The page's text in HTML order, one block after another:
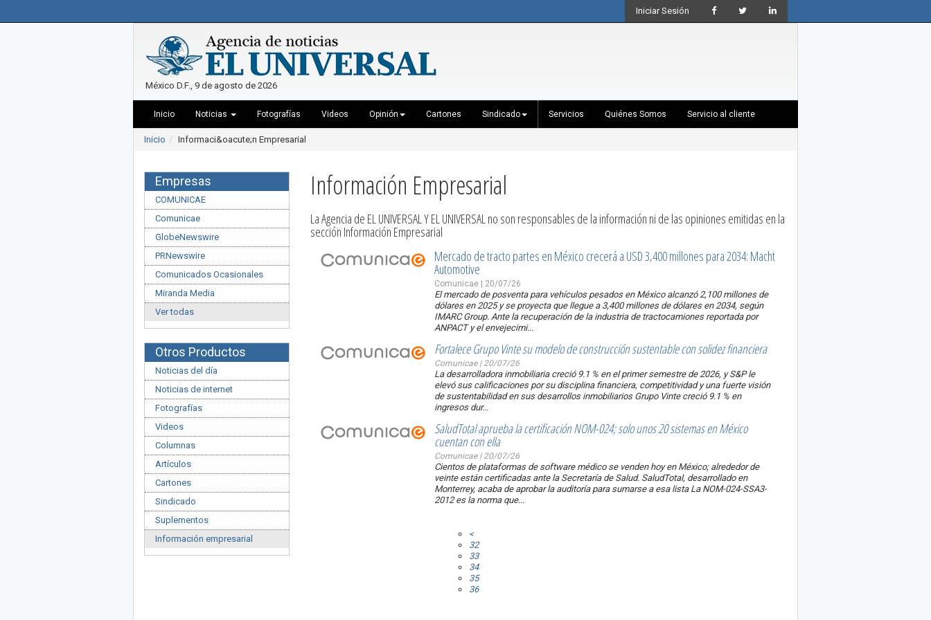
Iniciar Sesión
México D.F., 9 de agosto de 2026
Inicio Noticias Fotografías Videos Opinión Cartones Sindicado Servicios Quiénes Somos Servicio al cliente
Inicio Informaci&oacute;n Empresarial
Empresas
COMUNICAE
Comunicae
GlobeNewswire
PRNewswire
Comunicados Ocasionales
Miranda Media
Ver todas
Otros Productos
Noticias del día
Noticias de internet
Fotografías
Videos
Columnas
Artículos
Cartones
Sindicado
Suplementos
Información empresarial
Información Empresarial
La Agencia de EL UNIVERSAL Y EL UNIVERSAL no son responsables de la información ni de las opiniones emitidas en la
sección Información Empresarial
Mercado de tracto partes en México crecerá a USD 3,400 millones para 2034: Macht
Automotive
Comunicae | 20/07/26
El mercado de posventa para vehículos pesados en México alcanzó 2,100 millones de
dólares en 2025 y se proyecta que llegue a 3,400 millones de dólares en 2034, según
IMARC Group. Ante la recuperación de la industria de tractocamiones reportada por
ANPACT y el envejecimi...
Fortalece Grupo Vinte su modelo de construcción sustentable con solidez financiera
Comunicae | 20/07/26
La desarrolladora inmobiliaria creció 9.1 % en el primer semestre de 2026, y S&P le
elevó sus calificaciones por su disciplina financiera, competitividad y una fuerte visión
de sustentabilidad en sus desarrollos inmobiliariosGrupo Vinte creció 9.1 % en
ingresos dur...
SaludTotal aprueba la certificación NOM-024; solo unos 20 sistemas en México
cuentan con ella
Comunicae | 20/07/26
Cientos de plataformas de software médico se venden hoy en México; alrededor de
veinte están certificadas ante la Secretaría de Salud. SaludTotal, desarrollado en
Monterrey, acaba de aprobar la auditoría para sumarse a esa listaLa NOM-024-SSA3-
2012 es la norma que...
<
32
33
34
35
36